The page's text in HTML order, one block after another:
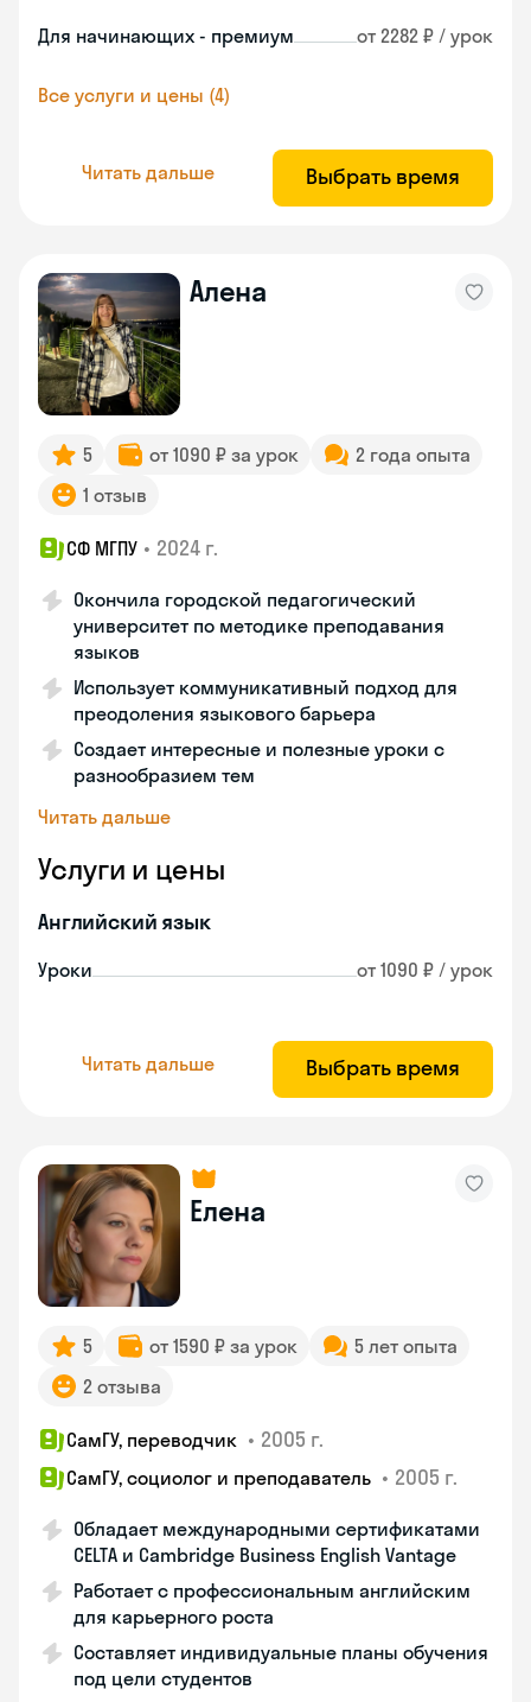
Для начинающих - премиум от 2282 ₽ / урок
Все услуги и цены (4)
Читать дальше Выбрать время
Алена
5 от 1090 ₽ за урок
2 года опыта
1 отзыв
СФ МГПУ • 2024 г.
Окончила городской педагогический
университет по методике преподавания
языков
Использует коммуникативный подход для
преодоления языкового барьера
Создает интересные и полезные уроки с
разнообразием тем
Читать дальше
Услуги и цены
Английский язык
Уроки от 1090 ₽ / урок
Читать дальше Выбрать время
Елена
5 от 1590 ₽ за урок
5 лет опыта
2 отзыва
СамГУ, переводчик • 2005 г.
СамГУ, социолог и преподаватель • 2005 г.
Обладает международными сертификатами
CELTA и Cambridge Business English Vantage
Работает с профессиональным английским
для карьерного роста
Составляет индивидуальные планы обучения
под цели студентов